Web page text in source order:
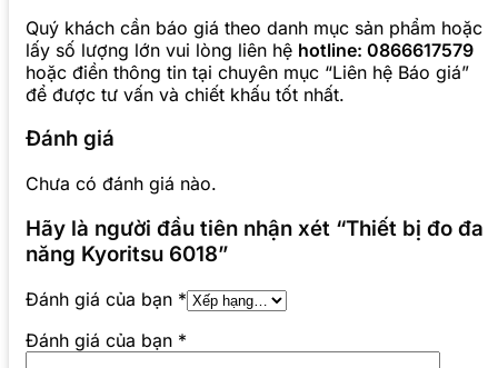
Quý khách cần báo giá theo danh mục sản phẩm hoặc
lấy số lượng lớn vui lòng liên hệ hotline: 0866617579
hoặc điền thông tin tại chuyên mục “Liên hệ Báo giá”
để được tư vấn và chiết khấu tốt nhất.
Đánh giá
Chưa có đánh giá nào.
Hãy là người đầu tiên nhận xét “Thiết bị đo đa
năng Kyoritsu 6018”
Đánh giá của bạn *
Đánh giá của bạn *